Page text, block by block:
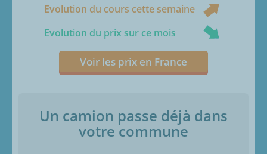
Evolution du cours cette semaine
Evolution du prix sur ce mois
Voir les prix en France
Un camion passe déjà dans
votre commune